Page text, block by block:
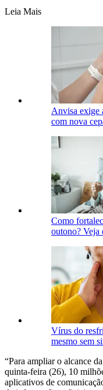
Leia Mais
Anvisa exige
com nova
Como
outono? Veja
Vírus do
mesmo sem
“Para ampliar o alcance
quinta-feira (26), 10
aplicativos de